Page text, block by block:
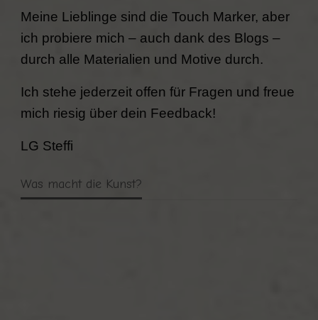
Meine Lieblinge sind die Touch Marker, aber
ich probiere mich – auch dank des Blogs –
durch alle Materialien und Motive durch.
Ich stehe jederzeit offen für Fragen und freue
mich riesig über dein Feedback!
LG Steffi
Was macht die Kunst?